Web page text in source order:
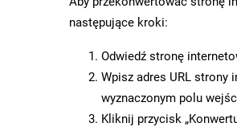
następujące kroki:
Odwiedź stronę
Wpisz adres URL strony
wyznaczonym polu
Kliknij przycisk